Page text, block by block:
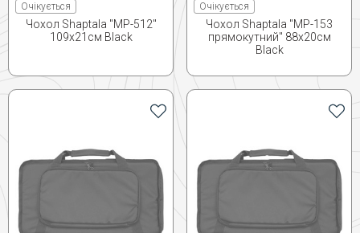
Очікується
Чохол Shaptala "МР-512"
109х21см Black
Очікується
Чохол Shaptala "МР-153
прямокутний" 88х20см
Black